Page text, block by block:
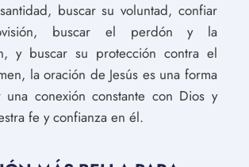
buscar su voluntad, confiar
buscar el perdón y la
y buscar su protección contra el
la oración de Jesús es una forma
una conexión constante con Dios y
fe y confianza en él.